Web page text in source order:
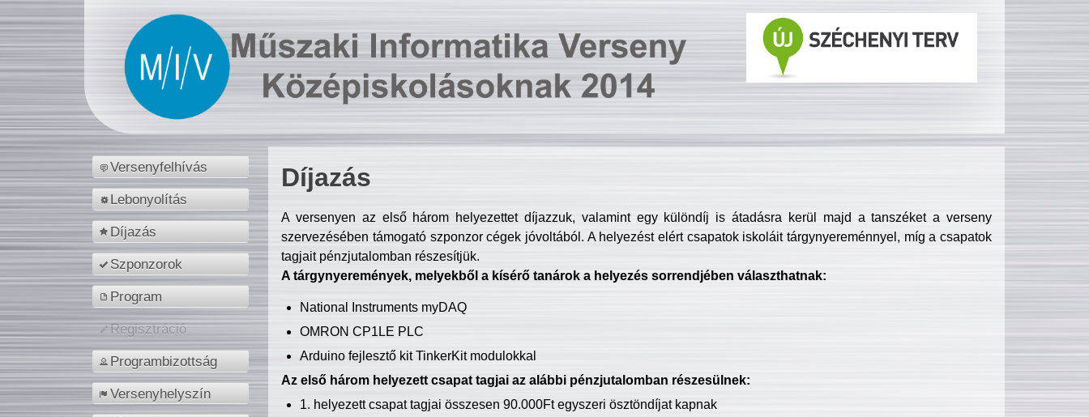
Versenyfelhívás
Lebonyolítás
Díjazás
Szponzorok
Program
Regisztráció
Programbizottság
Versenyhelyszín
Díjazás
A versenyen az első három helyezettet díjazzuk, valamint egy különdíj is átadásra kerül majd a tanszéket a verseny
szervezésében támogató szponzor cégek jóvoltából. A helyezést elért csapatok iskoláit tárgynyereménnyel, míg a csapatok
tagjait pénzjutalomban részesítjük.
A tárgynyeremények, melyekből a kísérő tanárok a helyezés sorrendjében választhatnak:
National Instruments myDAQ
OMRON CP1LE PLC
Arduino fejlesztő kit TinkerKit modulokkal
Az első három helyezett csapat tagjai az alábbi pénzjutalomban részesülnek:
1. helyezett csapat tagjai összesen 90.000Ft egyszeri ösztöndíjat kapnak